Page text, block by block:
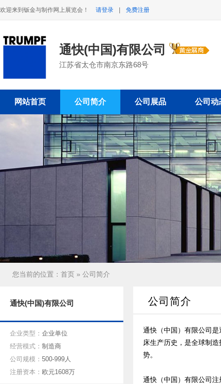
欢迎来到钣金与制作网上展览会！ 请登录 免费注册
通快(中国)有限公司
江苏省太仓市南京东路68号
网站首页 公司简介 公司展品 公司动
您当前的位置： 首页 » 公司简介
通快(中国)有限公司
企业类型： 企业单位
经营模式： 制造商
公司规模： 500-999人
注册资本： 欧元1608万
公司简介
通快（中国）有限公司
床生产历史，是全球制
势。
通快（中国）有限公司